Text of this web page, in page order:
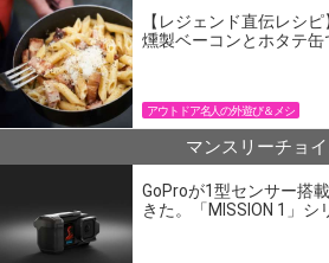
【レジェンド直伝レシ
燻製ベーコンとホタテ
アウトドア名人の外遊び＆メシ
マンスリーチョ
GoProが1型センサー搭
きた。「MISSION 1」